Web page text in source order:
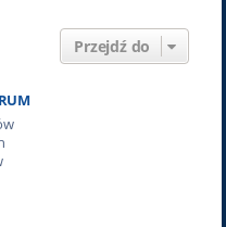
Przejdź do